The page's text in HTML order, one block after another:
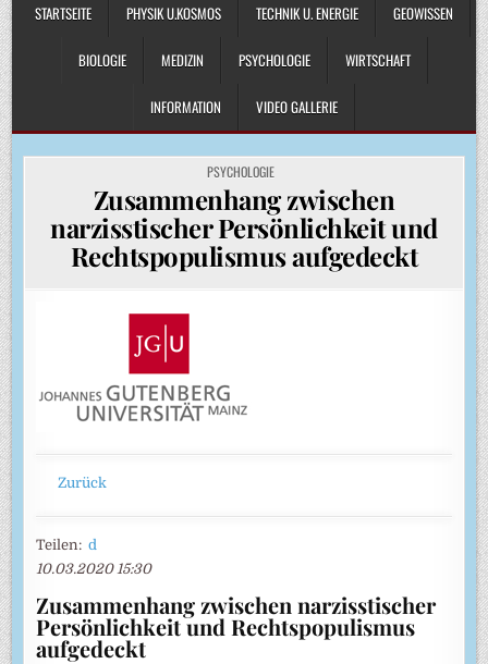
STARTSEITE
PHYSIK U.KOSMOS TECHNIK U. ENERGIE GEOWISSEN
BIOLOGIE MEDIZIN PSYCHOLOGIE WIRTSCHAFT
INFORMATION VIDEO GALLERIE
POSTED
IN
PSYCHOLOGIE
Zusammenhang zwischen
narzisstischer Persönlichkeit und
Rechtspopulismus aufgedeckt
Zurück
Teilen:d
10.03.2020 15:30
Zusammenhang zwischen narzisstischer
Persönlichkeit und Rechtspopulismus
aufgedeckt